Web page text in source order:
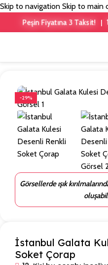
Skip to navigation Skip to main
Peşin Fiyatına 3 Taksit! |
-29%
Görsellerde ışık
İstanbul Galata
Soket Çorap